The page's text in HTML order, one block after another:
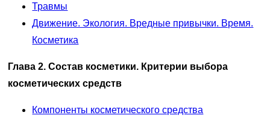
Травмы
Движение. Экология. Вредные привычки. Время.
Косметика
Глава 2. Состав косметики. Критерии выбора
косметических средств
Компоненты косметического средства